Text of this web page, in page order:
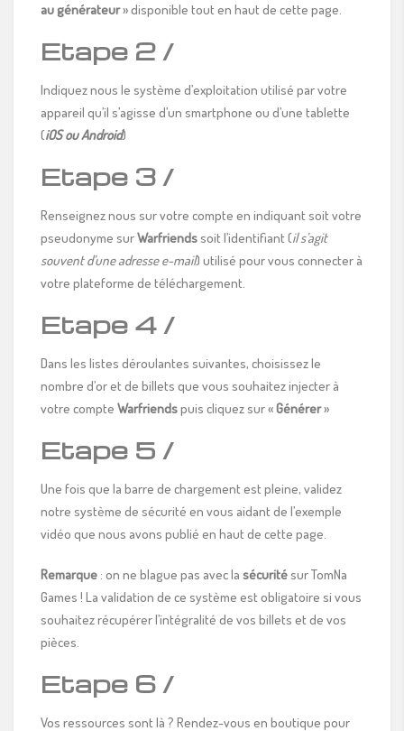
au générateur» disponible tout en haut de cette page.
Etape 2 /
Indiquez nous le système d’exploitation utilisé par votre
appareil qu’il s’agisse d’un smartphone ou d’une tablette
(iOS ou Android)
Etape 3 /
Renseignez nous sur votre compte en indiquant soit votre
pseudonyme surWarfriendssoit l’identifiant (il s’agit
souvent d’une adresse e-mail) utilisé pour vous connecter à
votre plateforme de téléchargement.
Etape 4 /
Dans les listes déroulantes suivantes, choisissez le
nombre d’or et de billets que vous souhaitez injecter à
votre compte Warfriendspuis cliquez sur «Générer»
Etape 5 /
Une fois que la barre de chargement est pleine, validez
notre système de sécurité en vous aidant de l’exemple
vidéo que nous avons publié en haut de cette page.
Remarque : on ne blague pas avec la sécuritésur TomNa
Games ! La validation de ce système est obligatoire si vous
souhaitez récupérer l’intégralité de vos billets et de vos
pièces.
Etape 6 /
Vos ressources sont là ? Rendez-vous en boutique pour